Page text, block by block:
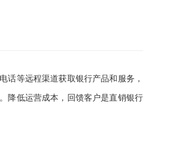
等远程渠道获取银行产品和服务，
降低运营成本，回馈客户是直销银行